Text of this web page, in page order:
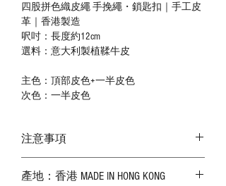
四股拼色織皮繩 手挽繩・鎖匙扣｜手工皮
革｜香港製造
呎吋：長度約12cm
選料：意大利製植鞣牛皮
主色：頂部皮色+一半皮色
次色：一半皮色
注意事項
實物為準；
產地：香港 MADE IN HONG KONG